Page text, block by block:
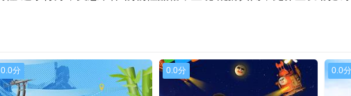
0.0分 0.0分 0.0分